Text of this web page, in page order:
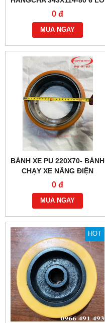
ỐC
0 đ
MUA NGAY
BÁNH XE PU 220X70- BÁNH
CHẠY XE NÂNG ĐIỆN
NOBLELIFT PTE15
0 đ
MUA NGAY
HOT